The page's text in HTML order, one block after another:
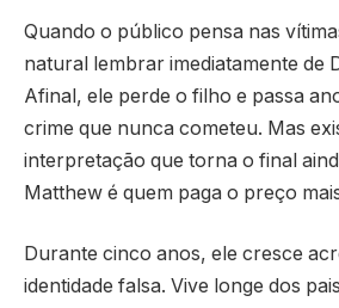
Quando o público pensa nas
natural lembrar imediatamente de
Afinal, ele perde o filho e passa
crime que nunca cometeu. Mas
interpretação que torna o final
Matthew é quem paga o preço
Durante cinco anos, ele cresce
identidade falsa. Vive longe dos